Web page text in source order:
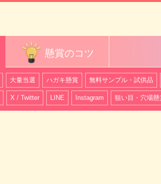
懸賞のコツ
大量当選 ハガキ懸賞 無料サンプル・試供品
X / Twitter LINE Instagram 狙い目・穴場懸